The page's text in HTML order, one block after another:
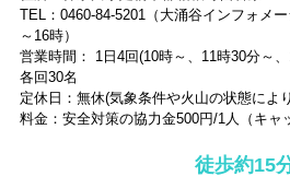
TEL：0460-84-5201（大涌谷インフォメ
～16時）
営業時間： 1日4回(10時～、11時30分～
各回30名
定休日：無休(気象条件や火山の状態によ
料金：安全対策の協力金500円/1人（キャ
徒歩約15